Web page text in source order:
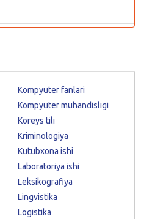
Kompyuter fanlari
Kompyuter muhandisligi
Koreys tili
Kriminologiya
Kutubxona ishi
Laboratoriya ishi
Leksikografiya
Lingvistika
Logistika